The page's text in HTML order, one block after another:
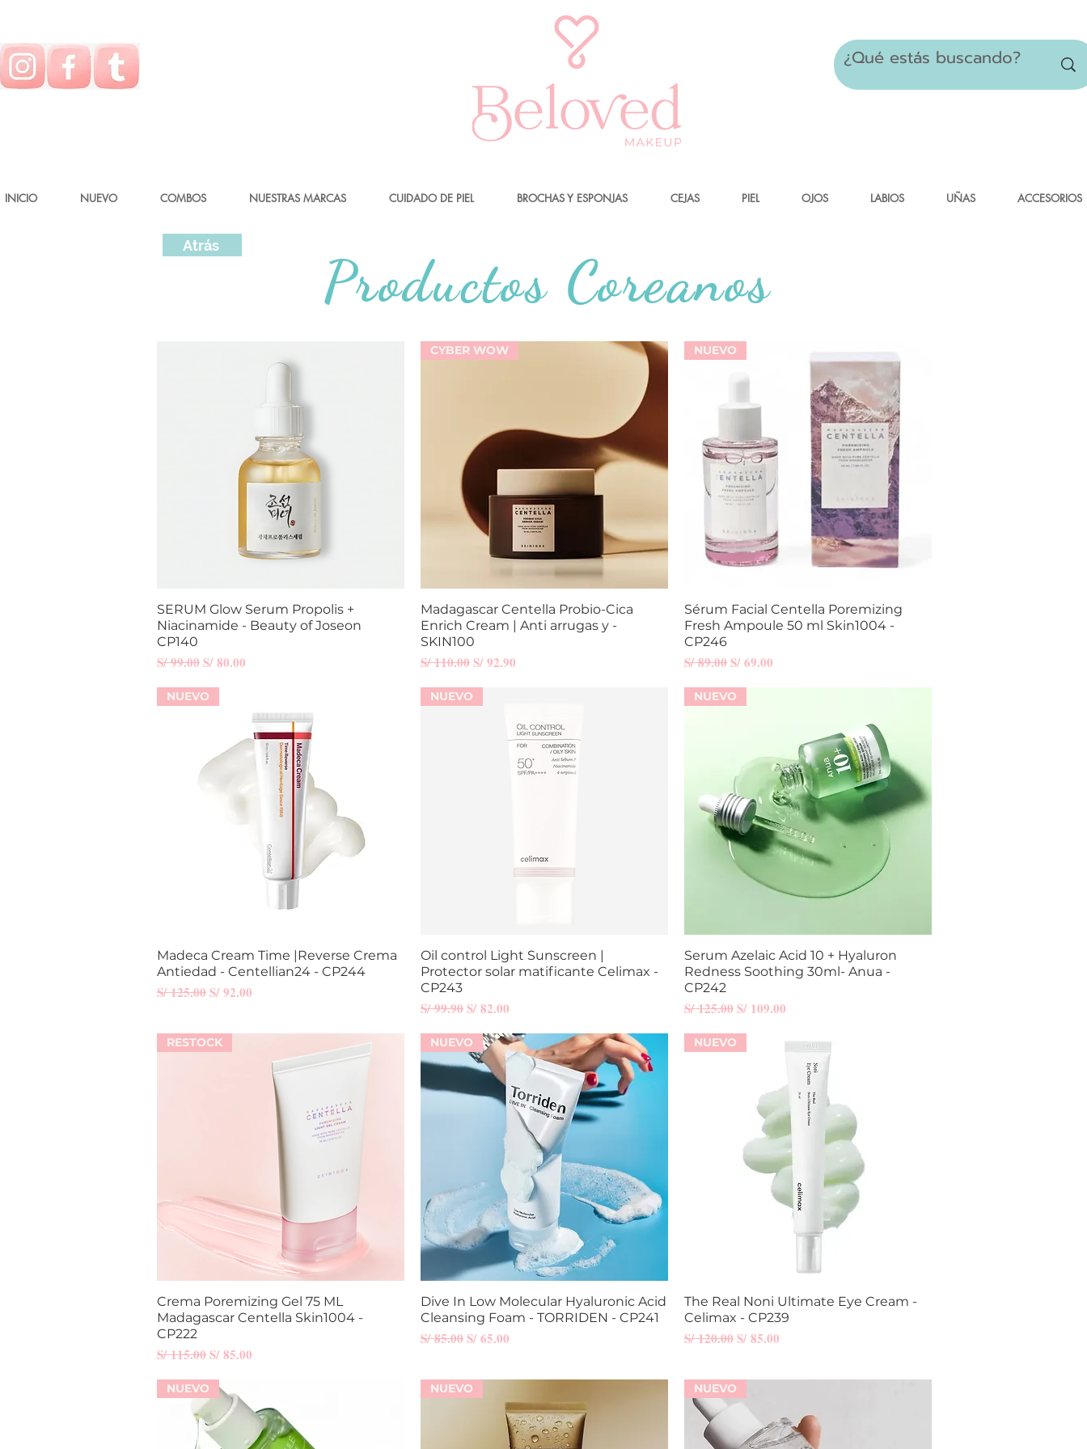
INICIO NUEVO COMBOS NUESTRAS MARCAS CUIDADO DE PIEL BROCHAS Y ESPONJAS CEJAS PIEL OJOS LABIOS UÑAS ACCESORIOS
Atrás
Productos Coreanos
Vista rápida
SERUM Glow Serum Propolis +
Niacinamide - Beauty of Joseon
CP140
Precio
S/ 99.00Precio de oferta
S/ 80.00
Vista rápida
CYBER WOW
Madagascar Centella Probio-Cica
Enrich Cream | Anti arrugas y -
SKIN100
Precio
S/ 110.00Precio de oferta
S/ 92.90
Vista rápida
NUEVO
Sérum Facial Centella Poremizing
Fresh Ampoule 50 ml Skin1004 -
CP246
Precio
S/ 89.00Precio de oferta
S/ 69.00
Vista rápida
NUEVO
Madeca Cream Time |Reverse Crema
Antiedad - Centellian24 - CP244
Precio
S/ 125.00Precio de oferta
S/ 92.00
Vista rápida
NUEVO
Oil control Light Sunscreen |
Protector solar matificante Celimax -
CP243
Precio
S/ 99.90Precio de oferta
S/ 82.00
Vista rápida
NUEVO
Serum Azelaic Acid 10 + Hyaluron
Redness Soothing 30ml- Anua -
CP242
Precio
S/ 125.00Precio de oferta
S/ 109.00
Vista rápida
RESTOCK
Crema Poremizing Gel 75 ML
Madagascar Centella Skin1004 -
CP222
Precio
S/ 115.00Precio de oferta
S/ 85.00
Vista rápida
NUEVO
Dive In Low Molecular Hyaluronic Acid
Cleansing Foam - TORRIDEN - CP241
Precio
S/ 85.00Precio de oferta
S/ 65.00
Vista rápida
NUEVO
The Real Noni Ultimate Eye Cream -
Celimax - CP239
Precio
S/ 120.00Precio de oferta
S/ 85.00
NUEVO NUEVO NUEVO